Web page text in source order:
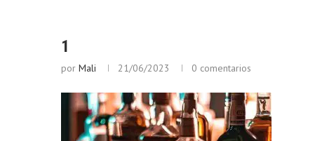
1
por Mali 21/06/2023 0 comentarios